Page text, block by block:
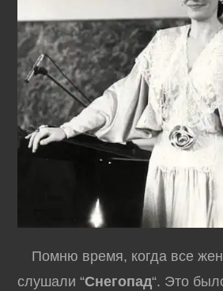
Помню время, когда все
слушали “Снегопад“. Это